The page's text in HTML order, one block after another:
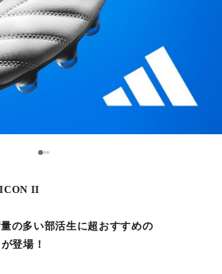
12
II
の多い部活生に超おすすめの
登場！